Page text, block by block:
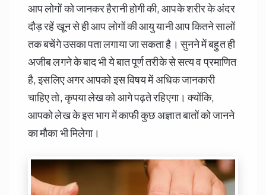
आप लोगों को जानकर हैरानी होगी की, आपके शरीर के अंदर
दौड़ रहें खून से ही आप लोगों की आयु यानी आप कितने सालों
तक बचेंगे उसका पता लगाया जा सकता है। सुनने में बहुत ही
अजीब लगने के बाद भी ये बात पूर्ण तरीके से सत्य व प्रमाणित
है, इसलिए अगर आपको इस विषय में अधिक जानकारी
चाहिए तो, कृपया लेख को आगे पढ़ते रहिएगा। क्योंकि,
आपको लेख के इस भाग में काफी कुछ अज्ञात बातों को जानने
का मौका भी मिलेगा।